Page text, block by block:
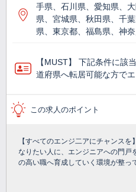
手県、石川県、愛知県、
県、宮城県、秋田県、千
県、東京都、福島県、神
【MUST】 下記条件に該
道府県へ転居可能な方で
この求人のポイント
【すべてのエンジ二アにチャンスを
なりたい人に、エンジニアへの門戸
の高い職へ育成していく環境が整っ